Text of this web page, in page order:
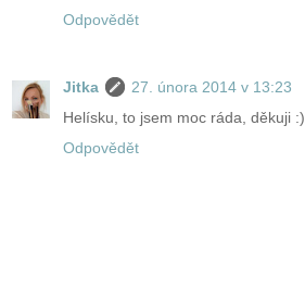
Odpovědět
Jitka
27. února 2014 v 13:23
Helísku, to jsem moc ráda, děkuji :)
Odpovědět